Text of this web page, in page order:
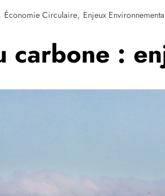
Économie Circulaire, Enjeux
carbone :